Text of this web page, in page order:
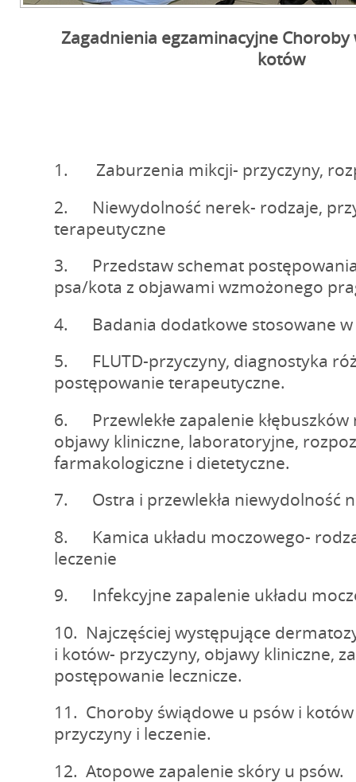
Zagadnienia egzaminacyjne
kotów
1. Zaburzenia mikcji- przyczyny,
2. Niewydolność nerek- rodzaje,
terapeutyczne
3. Przedstaw schemat
psa/kota z objawami wzmożonego
4. Badania dodatkowe stosowane
5. FLUTD-przyczyny, diagnostyka
postępowanie terapeutyczne.
6. Przewlekłe zapalenie kłębuszków
objawy kliniczne, laboratoryjne,
farmakologiczne i dietetyczne.
7. Ostra i przewlekła niewydolność
8. Kamica układu moczowego-
leczenie
9. Infekcyjne zapalenie układu
10. Najczęściej występujące
i kotów- przyczyny, objawy kliniczne,
postępowanie lecznicze.
11. Choroby świądowe u psów i kotów
przyczyny i leczenie.
12. Atopowe zapalenie skóry u psów.